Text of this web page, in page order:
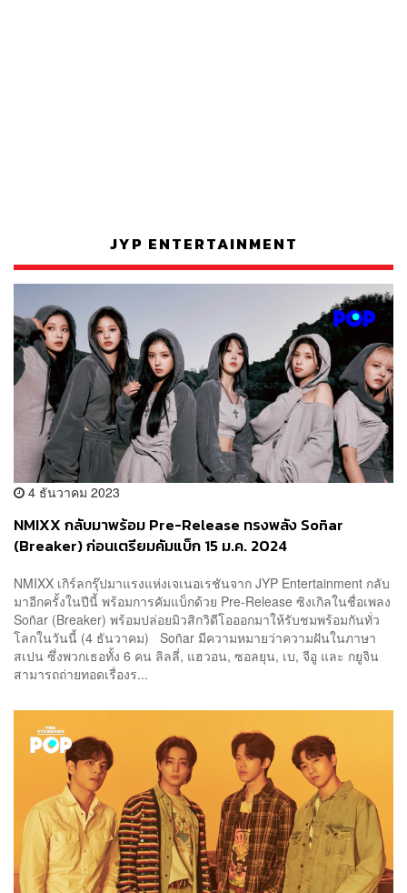
JYP ENTERTAINMENT
4 ธันวาคม 2023
NMIXX กลับมาพร้อม Pre-Release ทรงพลัง Soñar
(Breaker) ก่อนเตรียมคัมแบ็ก 15 ม.ค. 2024
NMIXX เกิร์ลกรุ๊ปมาแรงแห่งเจเนอเรชันจาก JYP Entertainment กลับ
มาอีกครั้งในปีนี้ พร้อมการคัมแบ็กด้วย Pre-Release ซิงเกิลในชื่อเพลง
Soñar (Breaker) พร้อมปล่อยมิวสิกวิดีโอออกมาให้รับชมพร้อมกันทั่ว
โลกในวันนี้ (4 ธันวาคม) Soñar มีความหมายว่าความฝันในภาษา
สเปน ซึ่งพวกเธอทั้ง 6 คน ลิลลี่, แฮวอน, ซอลยุน, เบ, จีอู และ กยูจิน
สามารถถ่ายทอดเรื่องร...